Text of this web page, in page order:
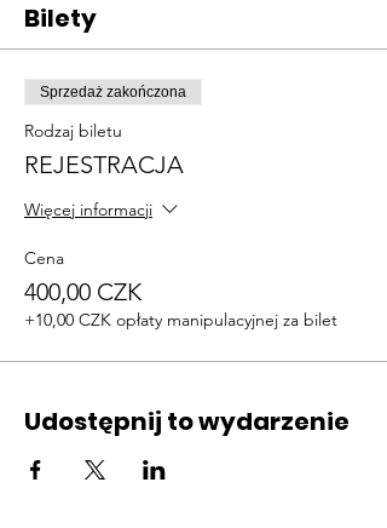
Bilety
Sprzedaż zakończona
Rodzaj biletu
REJESTRACJA
Więcej informacji
Cena
400,00 CZK
+10,00 CZK opłaty manipulacyjnej za bilet
Udostępnij to wydarzenie